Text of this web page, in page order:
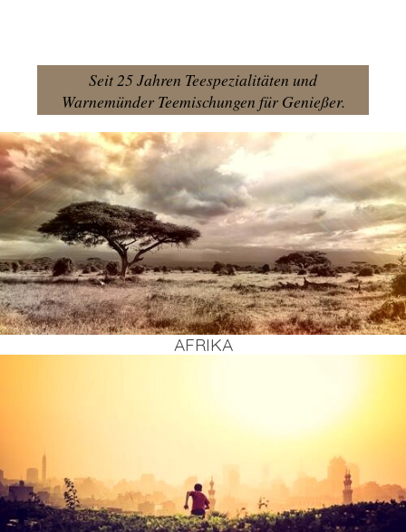
Seit 25 Jahren Teespezialitäten und
Warnemünder Teemischungen für Genießer.
AFRI­KA